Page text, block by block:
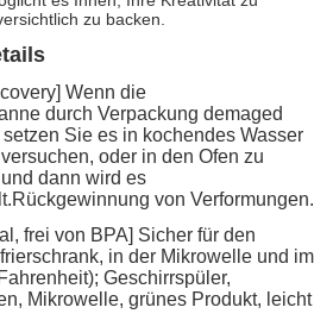
zu backen.
Wenn die
durch Verpackung demaged
Sie es in kochendes Wasser
oder in den Ofen zu
dann wird es
von Verformungen.
frei von BPA] Sicher für den
in der Mikrowelle und im
Geschirrspüler,
Mikrowelle, grünes Produkt, leicht